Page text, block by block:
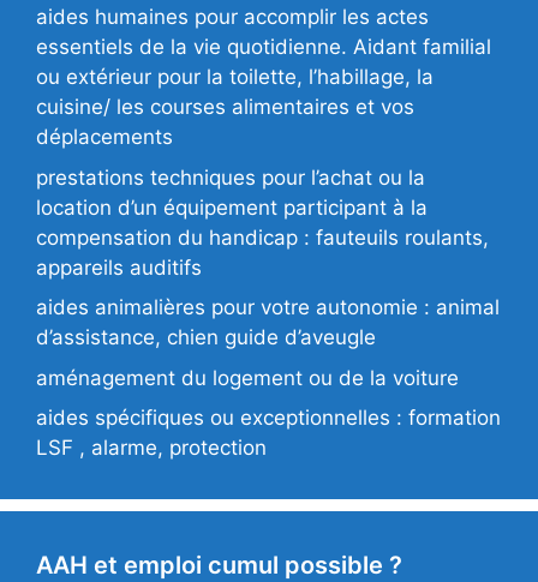
aides humaines pour accomplir les actes
essentiels de la vie quotidienne. Aidant familial
ou extérieur pour la toilette, l’habillage, la
cuisine/ les courses alimentaires et vos
déplacements
prestations techniques pour l’achat ou la
location d’un équipement participant à la
compensation du handicap : fauteuils roulants,
appareils auditifs
aides animalières pour votre autonomie : animal
d’assistance, chien guide d’aveugle
aménagement du logement ou de la voiture
aides spécifiques ou exceptionnelles : formation
LSF , alarme, protection
AAH et emploi cumul possible ?